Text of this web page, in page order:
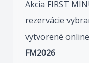
Akcia FIRST
rezervácie
vytvorené
FM2026